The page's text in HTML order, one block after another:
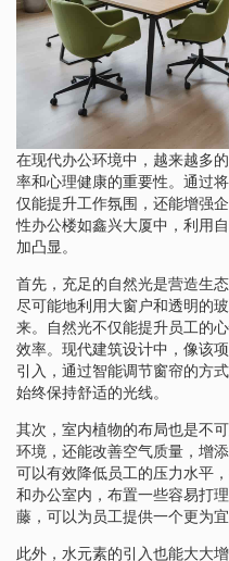
在现代办公环境中，越来越多
率和心理健康的重要性。通过
仅能提升工作氛围，还能增强
性办公楼如鑫兴大厦中，利用
加凸显。
首先，充足的自然光是营造生
尽可能地利用大窗户和透明的
来。自然光不仅能提升员工的
效率。现代建筑设计中，像该
引入，通过智能调节窗帘的方
始终保持舒适的光线。
其次，室内植物的布局也是不
环境，还能改善空气质量，增
可以有效降低员工的压力水平
和办公室内，布置一些容易打
藤，可以为员工提供一个更为宜
此外，水元素的引入也能大大